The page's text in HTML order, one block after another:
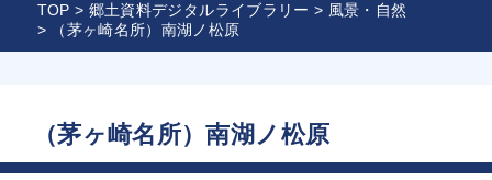
TOP > 郷土資料デジタルライブラリー > 風景・自然
> （茅ヶ崎名所）南湖ノ松原
（茅ヶ崎名所）南湖ノ松原